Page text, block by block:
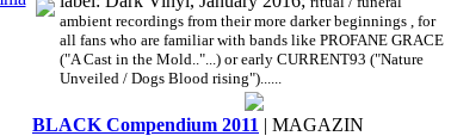
ambient recordings from their more darker beginnings , for
all fans who are familiar with bands like PROFANE GRACE
("A Cast in the Mold.."...) or early CURRENT93 ("Nature
Unveiled / Dogs Blood rising")......
BLACK Compendium 2011 | MAGAZIN